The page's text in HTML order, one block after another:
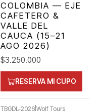
COLOMBIA — EJE
CAFETERO &
VALLE DEL
CAUCA (15–21
AGO 2026)
$3.250.000
RESERVA MI CUPO
TBGDL-2026 Wolf Tours